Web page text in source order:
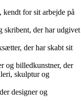
kendt for sit arbejde på
skribent, der har udgivet
der har skabt sit
og billedkunstner, der
skulptur og
designer og